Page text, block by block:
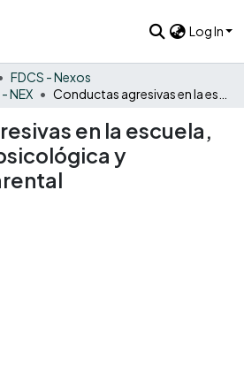
Log In
FDCS - Nexos
NEX
en la escuela,
y